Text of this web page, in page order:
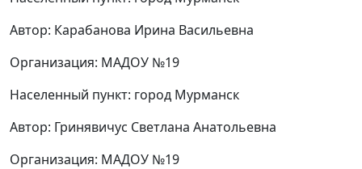
Автор: Карабанова Ирина Васильевна
Организация: МАДОУ №19
Населенный пункт: город Мурманск
Автор: Гринявичус Светлана Анатольевна
Организация: МАДОУ №19